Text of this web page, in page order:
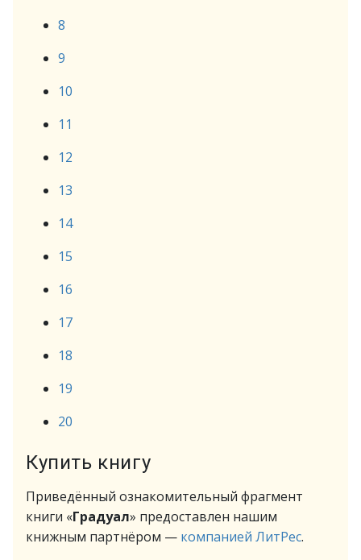
8
9
10
11
12
13
14
15
16
17
18
19
20
Купить книгу
Приведённый ознакомительный фрагмент
книги «Градуал» предоставлен нашим
книжным партнёром — компанией ЛитРес.